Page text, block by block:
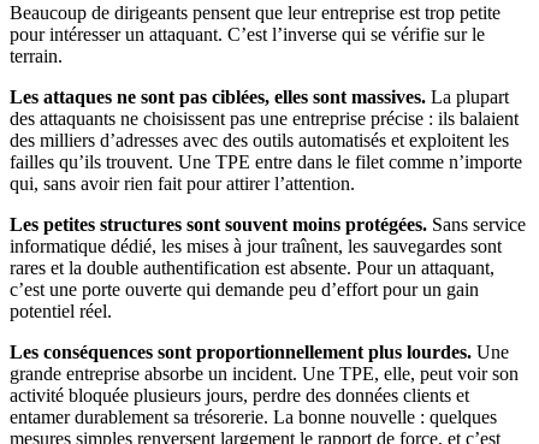
Beaucoup de dirigeants pensent que leur entreprise est trop petite
pour intéresser un attaquant. C’est l’inverse qui se vérifie sur le
terrain.
Les attaques ne sont pas ciblées, elles sont massives. La plupart
des attaquants ne choisissent pas une entreprise précise : ils balaient
des milliers d’adresses avec des outils automatisés et exploitent les
failles qu’ils trouvent. Une TPE entre dans le filet comme n’importe
qui, sans avoir rien fait pour attirer l’attention.
Les petites structures sont souvent moins protégées. Sans service
informatique dédié, les mises à jour traînent, les sauvegardes sont
rares et la double authentification est absente. Pour un attaquant,
c’est une porte ouverte qui demande peu d’effort pour un gain
potentiel réel.
Les conséquences sont proportionnellement plus lourdes. Une
grande entreprise absorbe un incident. Une TPE, elle, peut voir son
activité bloquée plusieurs jours, perdre des données clients et
entamer durablement sa trésorerie. La bonne nouvelle : quelques
mesures simples renversent largement le rapport de force, et c’est